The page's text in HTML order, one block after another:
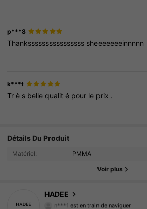
p***8
Thankssssssssssssssss sheeeeeeeinnnnn
k***t
Trè s bellequalité pour le prix .
Détails Du Produit
Matériel: PMMA
Voir plus
HADEE
4.90
n***1 est en train de naviguer